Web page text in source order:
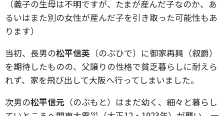
（義子の生母は不明ですが、たまが産んだ子なのか、あ
るいはまた別の女性が産んだ子を引き取った可能性もあ
ります）
当初、長男の松平信英 （のぶひで）に御家再興（叙爵）
を期待したものの、父譲りの性格で貧乏暮らしに耐えら
れず、家を飛び出して大阪へ行ってしまいました。
次男の松平信元 （のぶもと）はまだ幼く、細々と暮らし